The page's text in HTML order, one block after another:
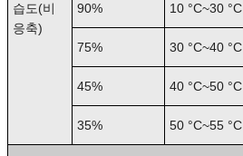
습도(비
응축)
90% 10 °C~30 °C
75% 30 °C~40 °C
45% 40 °C~50 °C
35% 50 °C~55 °C